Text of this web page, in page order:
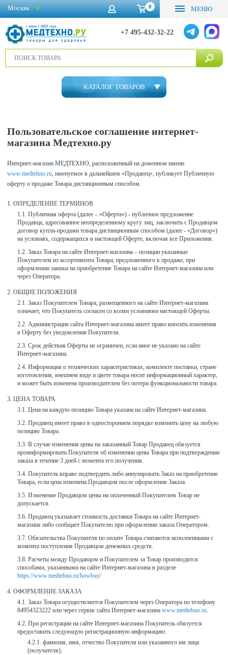
0 МЕНЮ
+7 495-432-32-22
Москва
КАТАЛОГ ТОВАРОВ
Пользовательское соглашение интернет-
магазина Медтехно.ру
Интернет-магазин МЕДТЕХНО, расположенный на доменном имени
www.medtehno.ru, именуемое в дальнейшем «Продавец», публикует Публичную
оферту о продаже Товара дистанционным способом.
ОПРЕДЕЛЕНИЕ ТЕРМИНОВ
Публичная оферта (далее – «Оферта») - публичное предложение
Продавца, адресованное неопределенному кругу лиц, заключить с Продавцом
договор купли-продажи товара дистанционным способом (далее - «Договор»)
на условиях, содержащихся в настоящей Оферте, включая все Приложения.
Заказ Товара на сайте Интернет-магазина – позиции указанные
Покупателем из ассортимента Товара, предложенного к продаже, при
оформлении заявки на приобретение Товара на сайте Интернет-магазина или
через Оператора.
ОБЩИЕ ПОЛОЖЕНИЯ
Заказ Покупателем Товара, размещенного на сайте Интернет-магазина
означает, что Покупатель согласен со всеми условиями настоящей Оферты.
Администрация сайта Интернет-магазина имеет право вносить изменения
в Оферту без уведомления Покупателя.
Срок действия Оферты не ограничен, если иное не указано на сайте
Интернет-магазина.
Информация о технических характеристиках, комплекте поставки, стране
изготовления, внешнем виде и цвете товара носит информационный характер,
и может быть изменена производителем без потери функциональности товара.
ЦЕНА ТОВАРА
Цена на каждую позицию Товара указана на сайте Интернет-магазина.
Продавец имеет право в одностороннем порядке изменить цену на любую
позицию Товара.
В случае изменения цены на заказанный Товар Продавец обязуется
проинформировать Покупателя об изменении цены Товара при подтверждении
заказа в течение 3 дней с момента его получения.
Покупатель вправе подтвердить либо аннулировать Заказ на приобретение
Товара, если цена изменена Продавцом после оформления Заказа.
Изменение Продавцом цены на оплаченный Покупателем Товар не
допускается.
Продавец указывает стоимость доставки Товара на сайте Интернет-
магазина либо сообщает Покупателю при оформлении заказа Оператором.
Обязательства Покупателя по оплате Товара считаются исполненными с
момента поступления Продавцом денежных средств.
Расчеты между Продавцом и Покупателем за Товар производятся
способами, указанными на сайте Интернет-магазина в разделе
https://www.medtehno.ru/howbuy/
ОФОРМЛЕНИЕ ЗАКАЗА
Заказ Товара осуществляется Покупателем через Оператора по телефону
84954323222 или через сервис сайта Интернет-магазинаwww.medtehno.ru.
При регистрации на сайте Интернет-магазина Покупатель обязуется
предоставить следующую регистрационную информацию:
фамилия, имя, отчество Покупателя или указанного им лица
(получателя);